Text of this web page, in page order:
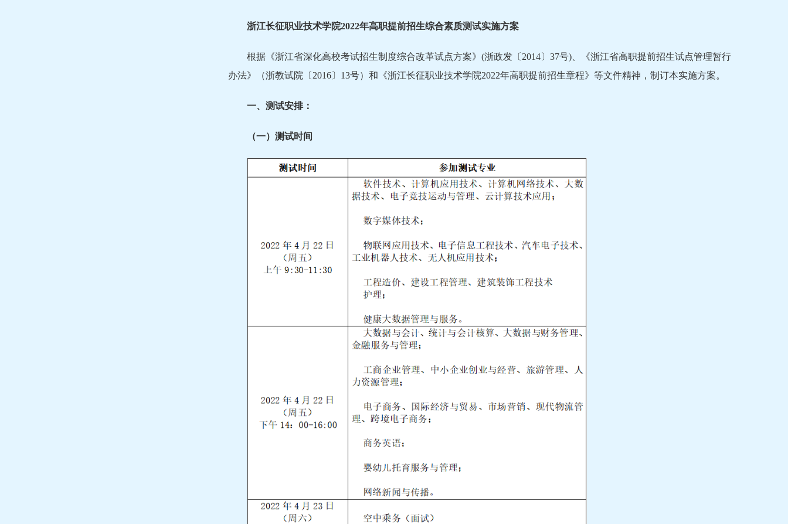
浙江长征职业技术学院2022年高职提前招生综合素质测试实施方案
根据《浙江省深化高校考试招生制度综合改革试点方案》(浙政发〔2014〕37号)、《浙江省高职提前招生试点管理暂行
办法》（浙教试院〔2016〕13号）和《浙江长征职业技术学院2022年高职提前招生章程》等文件精神，制订本实施方案。
一、测试安排：
（一）测试时间